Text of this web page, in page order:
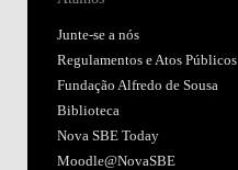
Junte-se a nós
Regulamentos e Atos Públicos
Fundação Alfredo de Sousa
Biblioteca
Nova SBE Today
Moodle@NovaSBE